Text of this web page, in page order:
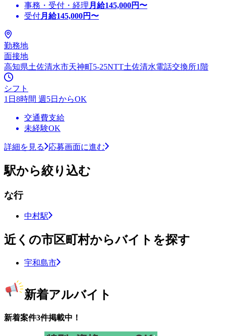
事務・受付・経理 月給145,000円〜
受付月給145,000円〜
勤務地
面接地
高知県土佐清水市天神町5-25NTT土佐清水電話交換所1階
シフト
1日8時間 週5日からOK
交通費支給
未経験OK
詳細を見る 応募画面に進む
駅から絞り込む
な行
中村駅
近くの市区町村からバイトを探す
宇和島市
新着アルバイト
新着案件3件掲載中！